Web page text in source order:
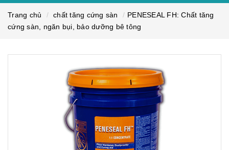
Trang chủ chất tăng cứng sàn
PENESEAL FH: Chất tăng
cứng sàn, ngăn bụi, bảo dưỡng bê tông